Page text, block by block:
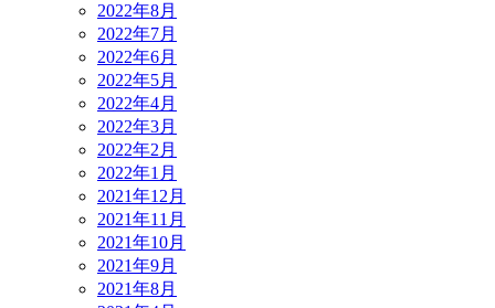
2022年8月
2022年7月
2022年6月
2022年5月
2022年4月
2022年3月
2022年2月
2022年1月
2021年12月
2021年11月
2021年10月
2021年9月
2021年8月